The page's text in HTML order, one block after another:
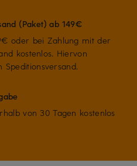
(Paket) ab 149€
oder bei Zahlung mit der
kostenlos. Hiervon
von 30 Tagen kostenlos